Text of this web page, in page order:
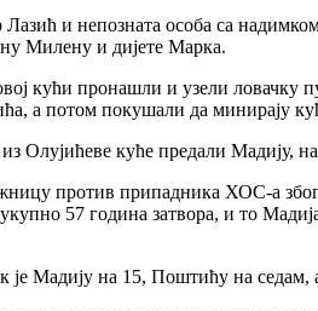
и непозната особа са
Милену и дијете Марка.
кући пронашли и узели ловачку
а потом покушали да минирају
Олујићеве куће предали Мадију,
против припадника ХОС-а
57 година затвора, и то
је Мадију на 15, Поштићу на